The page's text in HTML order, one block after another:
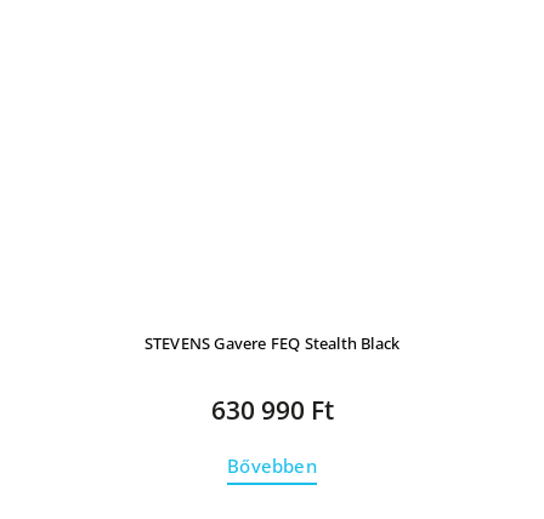
STEVENS Gavere FEQ Stealth Black
630 990 Ft
Bővebben